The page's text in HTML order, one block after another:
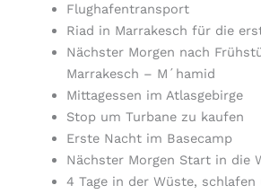
Flughafentransport
Riad in Marrakesch für die
Nächster Morgen nach
Marrakesch – M´hamid
Mittagessen im Atlasgebirge
Stop um Turbane zu kaufen
Erste Nacht im Basecamp
Nächster Morgen Start in die
4 Tage in der Wüste,